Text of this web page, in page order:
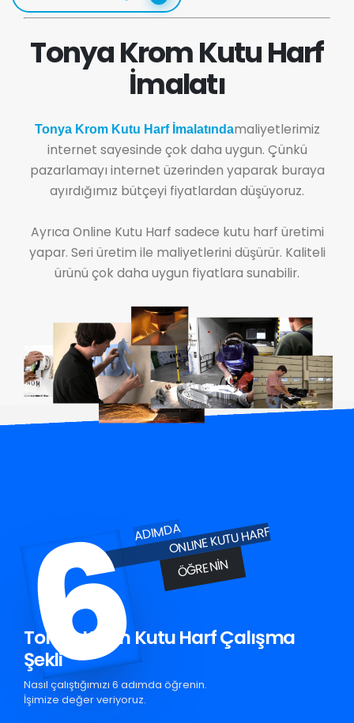
Tonya Krom Kutu Harf
İmalatı
Tonya Krom Kutu Harf İmalatındamaliyetlerimiz
internet sayesinde çok daha uygun. Çünkü
pazarlamayı internet üzerinden yaparak buraya
ayırdığımız bütçeyi fiyatlardan düşüyoruz.
Ayrıca Online Kutu Harf sadece kutu harf üretimi
yapar. Seri üretim ile maliyetlerini düşürür. Kaliteli
ürünü çok daha uygun fiyatlara sunabilir.
6ADIMDAONLINE KUTU HARF
ÖĞRENIN
Tonya Krom Kutu Harf Çalışma
Şekli
Nasıl çalıştığımızı 6 adımda öğrenin.
İşimize değer veriyoruz.